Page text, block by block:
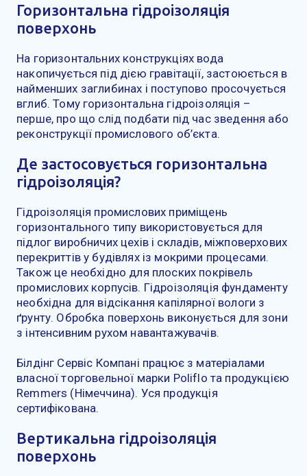
Горизонтальна гідроізоляція
поверхонь
На горизонтальних конструкціях вода
накопичується під дією гравітації, застоюється в
найменших заглибинах і поступово просочується
вглиб. Тому горизонтальна гідроізоляція –
перше, про що слід подбати під час зведення або
реконструкції промислового об’єкта.
Де застосовується горизонтальна
гідроізоляція?
Гідроізоляція промислових приміщень
горизонтального типу використовується для
підлог виробничих цехів і складів, міжповерхових
перекриттів у будівлях із мокрими процесами.
Також це необхідно для плоских покрівель
промислових корпусів. Гідроізоляція фундаменту
необхідна для відсікання капілярної вологи з
ґрунту. Обробка поверхонь виконується для зони
з інтенсивним рухом навантажувачів.
Білдінг Сервіс Компані працює з матеріалами
власної торговельної марки Poliflo та продукцією
Remmers (Німеччина). Уся продукція
сертифікована.
Вертикальна гідроізоляція
поверхонь